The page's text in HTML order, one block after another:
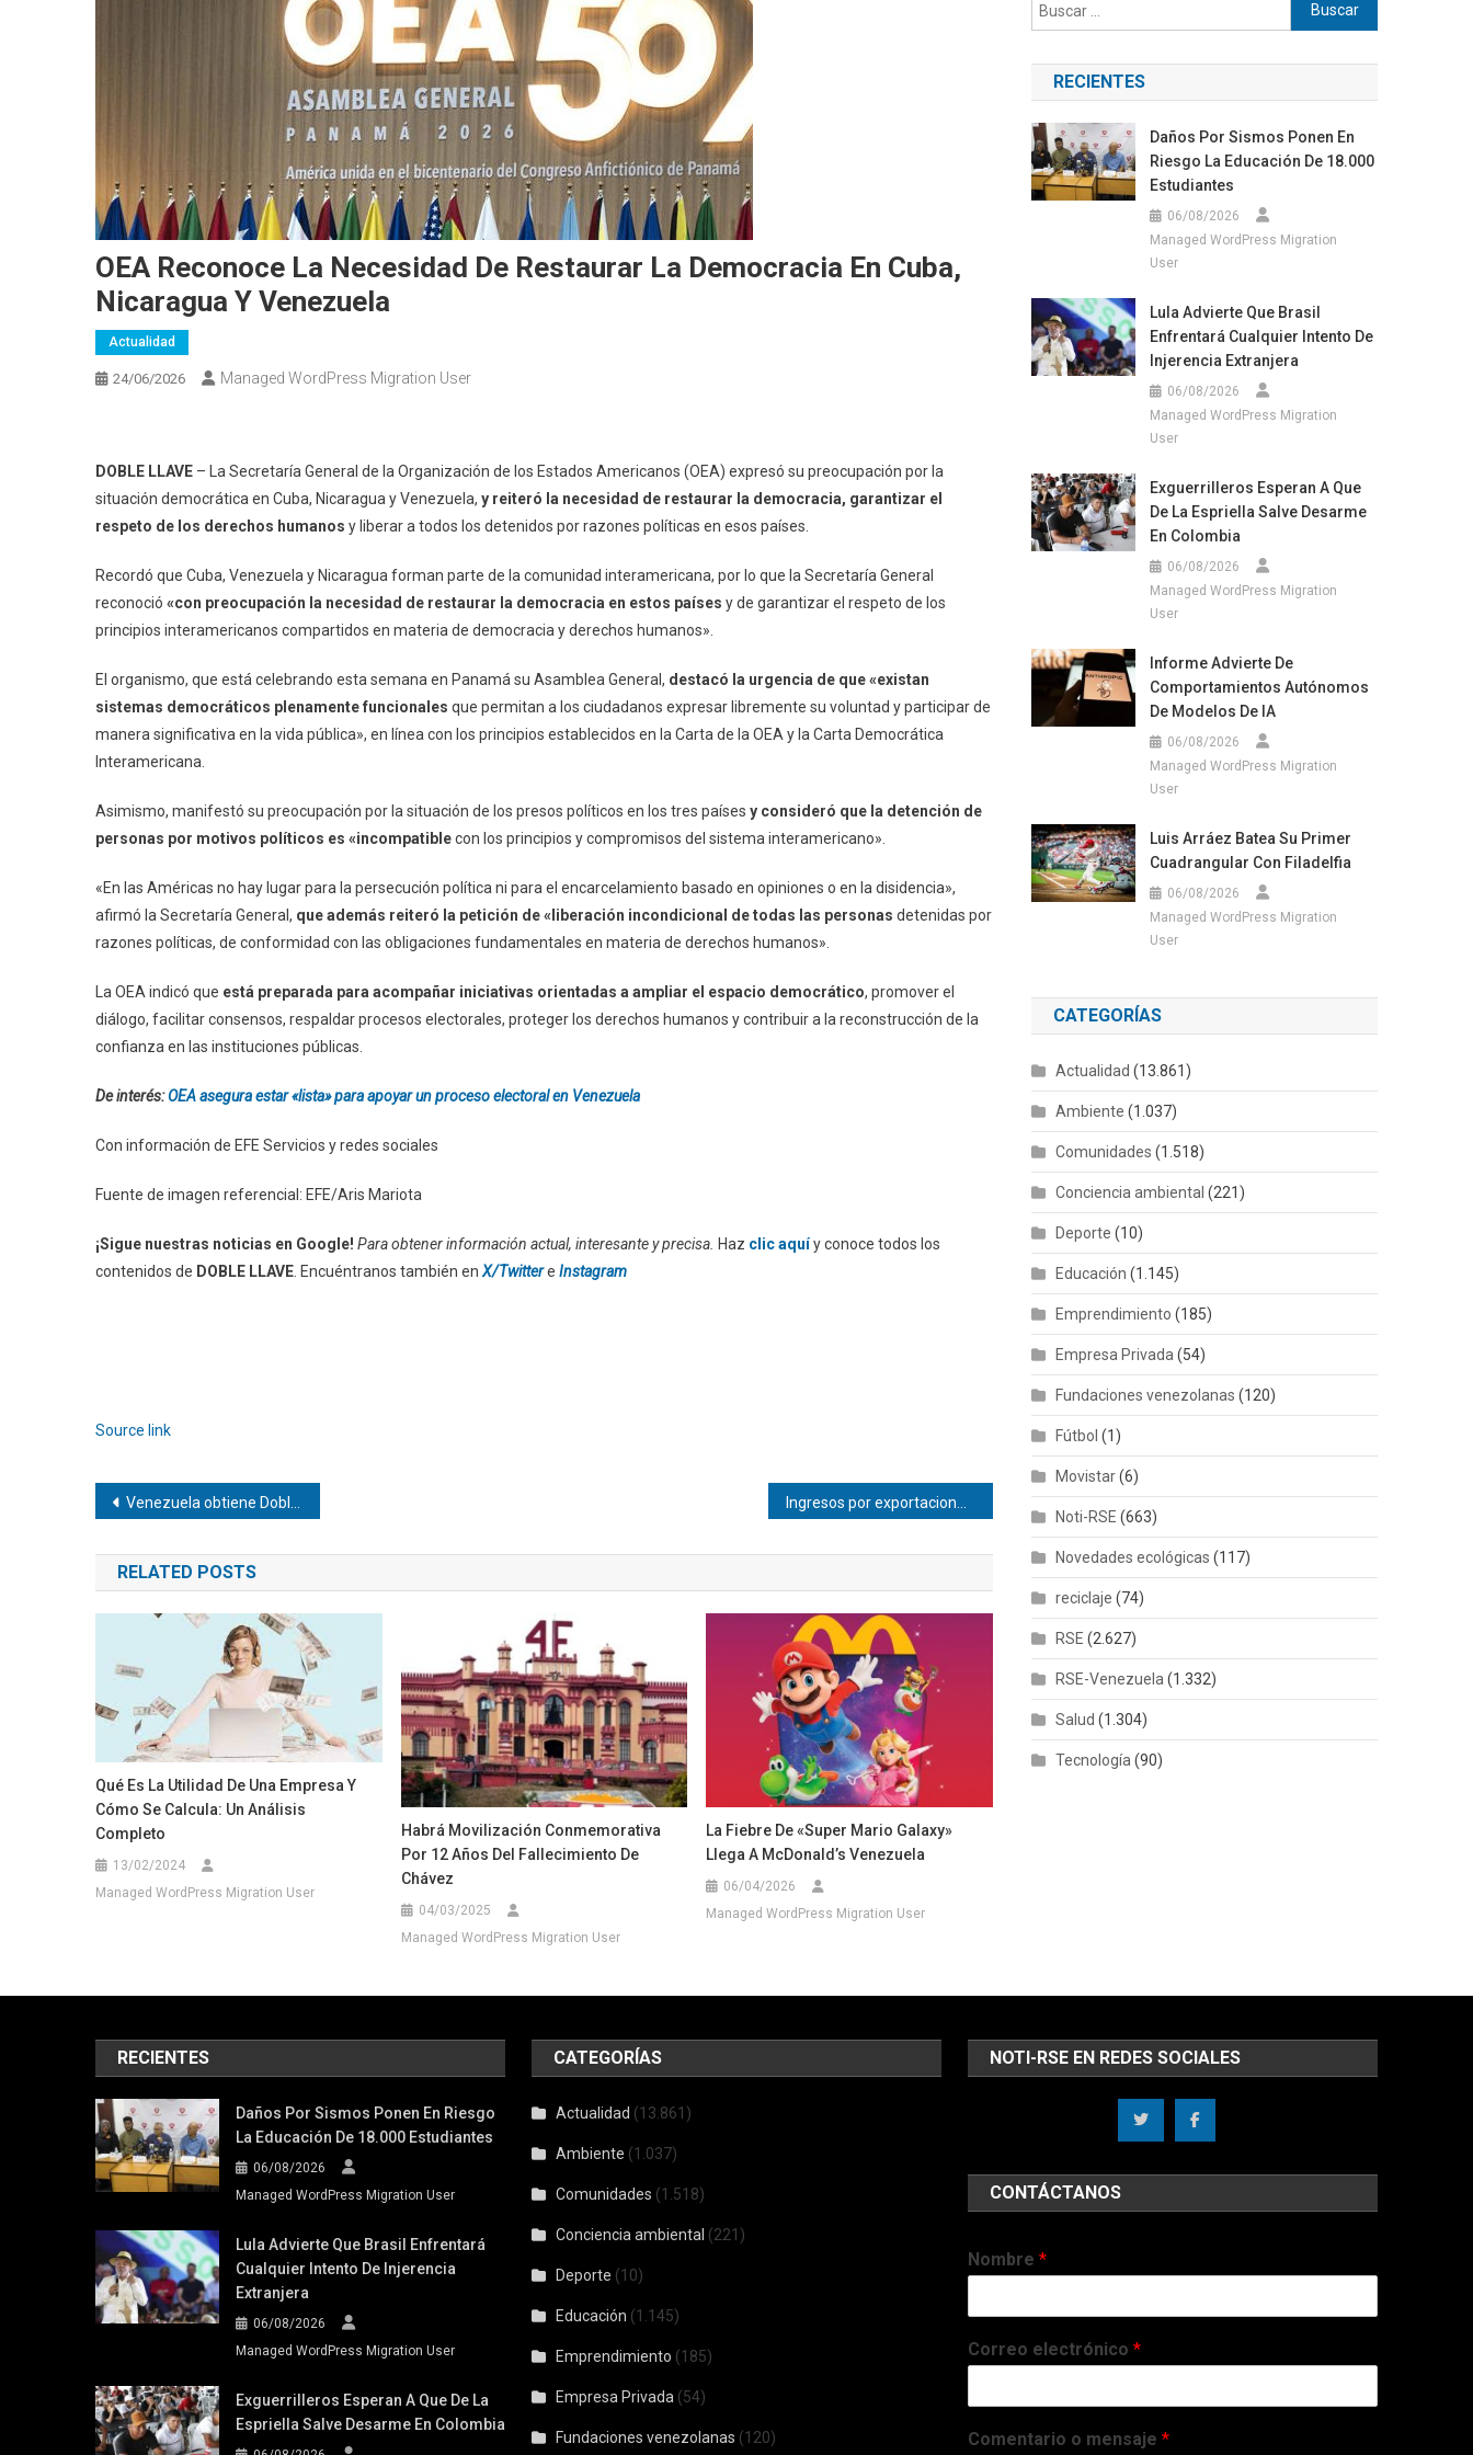
OEA Reconoce La Necesidad De Restaurar La Democracia En Cuba,
Nicaragua Y Venezuela
Actualidad
24/06/2026 Managed WordPress Migration User
DOBLE LLAVE – La Secretaría General de la Organización de los Estados Americanos (OEA) expresó su preocupación por la
situación democrática en Cuba, Nicaragua y Venezuela, y reiteró la necesidad de restaurar la democracia, garantizar el
respeto de los derechos humanos y liberar a todos los detenidos por razones políticas en esos países.
Recordó que Cuba, Venezuela y Nicaragua forman parte de la comunidad interamericana, por lo que la Secretaría General
reconoció «con preocupación la necesidad de restaurar la democracia en estos países y de garantizar el respeto de los
principios interamericanos compartidos en materia de democracia y derechos humanos».
El organismo, que está celebrando esta semana en Panamá su Asamblea General, destacó la urgencia de que «existan
sistemas democráticos plenamente funcionales que permitan a los ciudadanos expresar libremente su voluntad y participar de
manera significativa en la vida pública», en línea con los principios establecidos en la Carta de la OEA y la Carta Democrática
Interamericana.
Asimismo, manifestó su preocupación por la situación de los presos políticos en los tres países y consideró que la detención de
personas por motivos políticos es «incompatiblecon los principios y compromisos del sistema interamericano».
«En las Américas no hay lugar para la persecución política ni para el encarcelamiento basado en opiniones o en la disidencia»,
afirmó la Secretaría General, que además reiteró la petición de «liberación incondicional de todas las personas detenidas por
razones políticas, de conformidad con las obligaciones fundamentales en materia de derechos humanos».
La OEA indicó que está preparada para acompañar iniciativas orientadas a ampliar el espacio democrático, promover el
diálogo, facilitar consensos, respaldar procesos electorales, proteger los derechos humanos y contribuir a la reconstrucción de la
confianza en las instituciones públicas.
De interés:OEA asegura estar «lista» para apoyar un proceso electoral en Venezuela
Con información de EFE Servicios y redes sociales
Fuente de imagen referencial: EFE/Aris Mariota
¡Sigue nuestras noticias en Google! Para obtener información actual, interesante y precisa. Haz clic aquíy conoce todos los
contenidos de DOBLE LLAVE . Encuéntranos también en X/Twittere Instagram
Source link
Navegación
de
entradas
Venezuela obtiene Doble Oro en Cannes, por campaña de la red 600K (el caso de las actas electorales)
RELATED POSTS
Qué Es La Utilidad De Una Empresa Y
Cómo Se Calcula: Un Análisis
Completo
13/02/2024
Managed WordPress Migration User
Habrá Movilización Conmemorativa
Por 12 Años Del Fallecimiento De
Chávez
04/03/2025
Managed WordPress Migration User
La Fiebre De «Super Mario Galaxy»
Llega A McDonald’s Venezuela
06/04/2026
Managed WordPress Migration User
RECIENTES
Daños Por Sismos Ponen En
Riesgo La Educación De 18.000
Estudiantes
06/08/2026
Managed WordPress Migration
User
Lula Advierte Que Brasil
Enfrentará Cualquier Intento De
Injerencia Extranjera
06/08/2026
Managed WordPress Migration
User
Exguerrilleros Esperan A Que
De La Espriella Salve Desarme
En Colombia
06/08/2026
Managed WordPress Migration
User
Informe Advierte De
Comportamientos Autónomos
De Modelos De IA
06/08/2026
Managed WordPress Migration
User
Luis Arráez Batea Su Primer
Cuadrangular Con Filadelfia
06/08/2026
Managed WordPress Migration
User
CATEGORÍAS
Actualidad (13.861)
Ambiente (1.037)
Comunidades (1.518)
Conciencia ambiental (221)
Deporte (10)
Educación (1.145)
Emprendimiento (185)
Empresa Privada (54)
Fundaciones venezolanas (120)
Fútbol (1)
Movistar(6)
Noti-RSE (663)
Novedades ecológicas (117)
reciclaje (74)
RSE (2.627)
RSE-Venezuela (1.332)
Salud (1.304)
Tecnología (90)
RECIENTES
Daños Por Sismos Ponen En Riesgo
La Educación De 18.000 Estudiantes
06/08/2026
Managed WordPress Migration User
Lula Advierte Que Brasil Enfrentará
Cualquier Intento De Injerencia
Extranjera
06/08/2026
Managed WordPress Migration User
Exguerrilleros Esperan A Que De La
Espriella Salve Desarme En Colombia
CATEGORÍAS
Actualidad (13.861)
Ambiente (1.037)
Comunidades (1.518)
Conciencia ambiental (221)
Deporte (10)
Educación (1.145)
Emprendimiento (185)
Empresa Privada (54)
Fundaciones venezolanas (120)
NOTI-RSE EN REDES SOCIALES
CONTÁCTANOS
Nombre *
Correo electrónico *
Comentario o mensaje *